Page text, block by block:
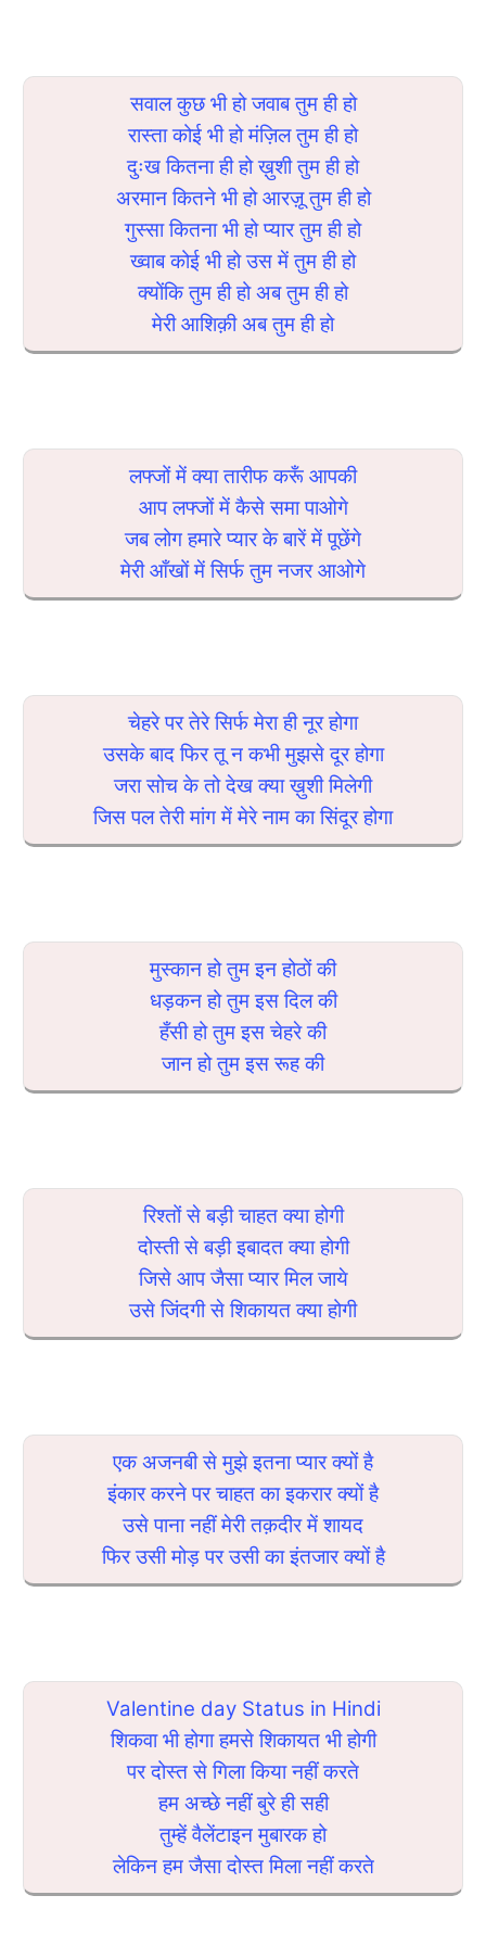
सवाल कुछ भी हो जवाब तुम ही हो
रास्ता कोई भी हो मंज़िल तुम ही हो
दुःख कितना ही हो ख़ुशी तुम ही हो
अरमान कितने भी हो आरज़ू तुम ही हो
गुस्सा कितना भी हो प्यार तुम ही हो
ख्वाब कोई भी हो उस में तुम ही हो
क्योंकि तुम ही हो अब तुम ही हो
मेरी आशिक़ी अब तुम ही हो
लफ्जों में क्या तारीफ करूँ आपकी
आप लफ्जों में कैसे समा पाओगे
जब लोग हमारे प्यार के बारें में पूछेंगे
मेरी आँखों में सिर्फ तुम नजर आओगे
चेहरे पर तेरे सिर्फ मेरा ही नूर होगा
उसके बाद फिर तू न कभी मुझसे दूर होगा
जरा सोच के तो देख क्या ख़ुशी मिलेगी
जिस पल तेरी मांग में मेरे नाम का सिंदूर होगा
मुस्कान हो तुम इन होठों की
धड़कन हो तुम इस दिल की
हँसी हो तुम इस चेहरे की
जान हो तुम इस रूह की
रिश्तों से बड़ी चाहत क्या होगी
दोस्ती से बड़ी इबादत क्या होगी
जिसे आप जैसा प्यार मिल जाये
उसे जिंदगी से शिकायत क्या होगी
एक अजनबी से मुझे इतना प्यार क्यों है
इंकार करने पर चाहत का इकरार क्यों है
उसे पाना नहीं मेरी तक़दीर में शायद
फिर उसी मोड़ पर उसी का इंतजार क्यों है
Valentine day Status in Hindi
शिकवा भी होगा हमसे शिकायत भी होगी
पर दोस्त से गिला किया नहीं करते
हम अच्छे नहीं बुरे ही सही
तुम्हें वैलेंटाइन मुबारक हो
लेकिन हम जैसा दोस्त मिला नहीं करते